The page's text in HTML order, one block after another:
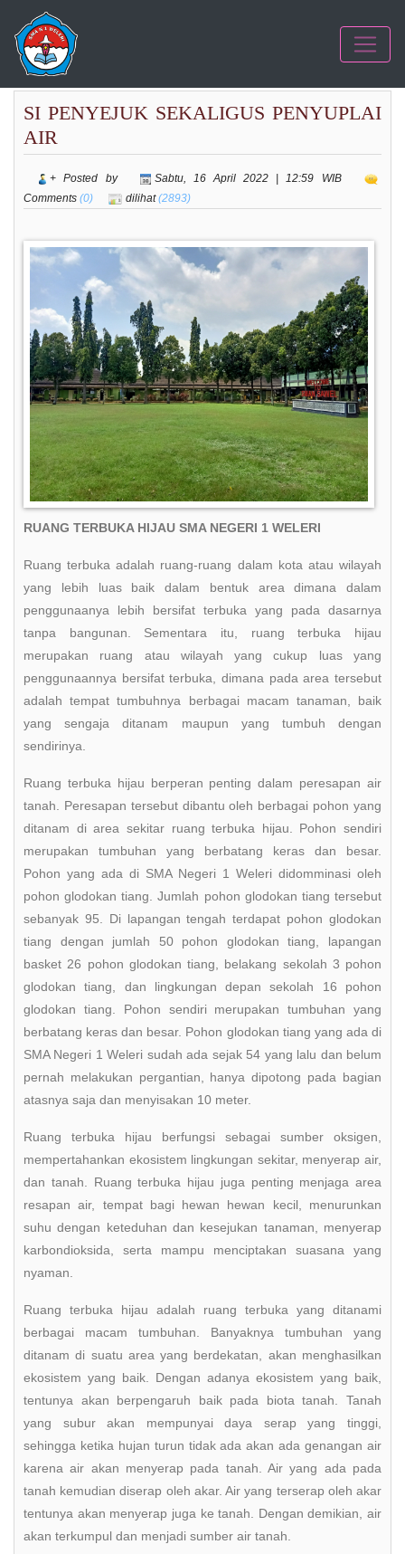
SI PENYEJUK SEKALIGUS PENYUPLAI
AIR
+ Posted by
Sabtu, 16 April 2022 | 12:59 WIB
Comments (0) dilihat(2893)
RUANG TERBUKA HIJAU SMA NEGERI 1 WELERI
Ruang terbuka adalah ruang-ruang dalam kota atau wilayah
yang lebih luas baik dalam bentuk area dimana dalam
penggunaanya lebih bersifat terbuka yang pada dasarnya
tanpa bangunan. Sementara itu, ruang terbuka hijau
merupakan ruang atau wilayah yang cukup luas yang
penggunaannya bersifat terbuka, dimana pada area tersebut
adalah tempat tumbuhnya berbagai macam tanaman, baik
yang sengaja ditanam maupun yang tumbuh dengan
sendirinya.
Ruang terbuka hijau berperan penting dalam peresapan air
tanah. Peresapan tersebut dibantu oleh berbagai pohon yang
ditanam di area sekitar ruang terbuka hijau. Pohon sendiri
merupakan tumbuhan yang berbatang keras dan besar.
Pohon yang ada di SMA Negeri 1 Weleri didomminasi oleh
pohon glodokan tiang. Jumlah pohon glodokan tiang tersebut
sebanyak 95. Di lapangan tengah terdapat pohon glodokan
tiang dengan jumlah 50 pohon glodokan tiang, lapangan
basket 26 pohon glodokan tiang, belakang sekolah 3 pohon
glodokan tiang, dan lingkungan depan sekolah 16 pohon
glodokan tiang. Pohon sendiri merupakan tumbuhan yang
berbatang keras dan besar. Pohon glodokan tiang yang ada di
SMA Negeri 1 Weleri sudah ada sejak 54 yang lalu dan belum
pernah melakukan pergantian, hanya dipotong pada bagian
atasnya saja dan menyisakan 10 meter.
Ruang terbuka hijau berfungsi sebagai sumber oksigen,
mempertahankan ekosistem lingkungan sekitar, menyerap air,
dan tanah. Ruang terbuka hijau juga penting menjaga area
resapan air, tempat bagi hewan hewan kecil, menurunkan
suhu dengan keteduhan dan kesejukan tanaman, menyerap
karbondioksida, serta mampu menciptakan suasana yang
nyaman.
Ruang terbuka hijau adalah ruang terbuka yang ditanami
berbagai macam tumbuhan. Banyaknya tumbuhan yang
ditanam di suatu area yang berdekatan, akan menghasilkan
ekosistem yang baik. Dengan adanya ekosistem yang baik,
tentunya akan berpengaruh baik pada biota tanah. Tanah
yang subur akan mempunyai daya serap yang tinggi,
sehingga ketika hujan turun tidak ada akan ada genangan air
karena air akan menyerap pada tanah. Air yang ada pada
tanah kemudian diserap oleh akar. Air yang terserap oleh akar
tentunya akan menyerap juga ke tanah. Dengan demikian, air
akan terkumpul dan menjadi sumber air tanah.